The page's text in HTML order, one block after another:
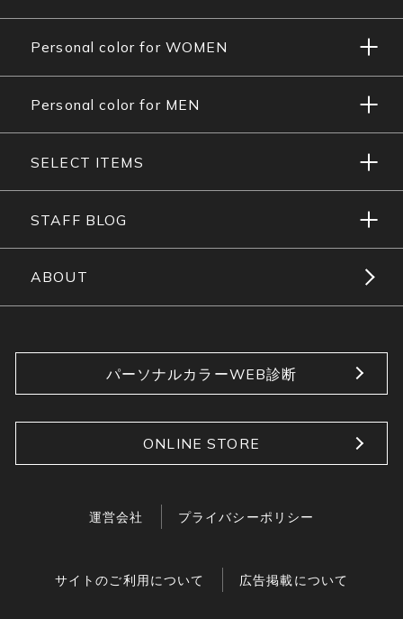
Personal color for WOMEN
Personal color for MEN
SELECT ITEMS
STAFF BLOG
ABOUT
パーソナルカラーWEB診断
ONLINE STORE
運営会社 プライバシーポリシー
サイトのご利用について 広告掲載について